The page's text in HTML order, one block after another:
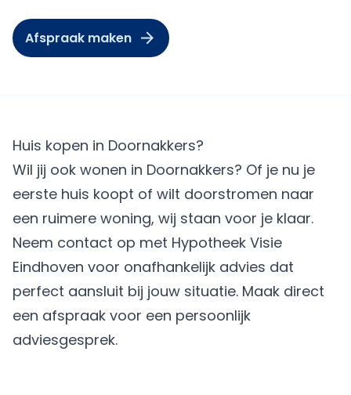
Afspraak maken
Huis kopen in Doornakkers?
Wil jij ook wonen in Doornakkers? Of je nu je
eerste huis koopt of wilt doorstromen naar
een ruimere woning, wij staan voor je klaar.
Neem contact op met Hypotheek Visie
Eindhoven voor onafhankelijk advies dat
perfect aansluit bij jouw situatie. Maak direct
een afspraak voor een persoonlijk
adviesgesprek.